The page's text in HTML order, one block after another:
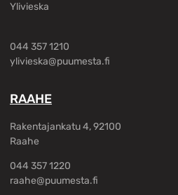
Ylivieska
044 357 1210
ylivieska@puumesta.fi
RAAHE
Rakentajankatu 4, 92100
Raahe
044 357 1220
raahe@puumesta.fi